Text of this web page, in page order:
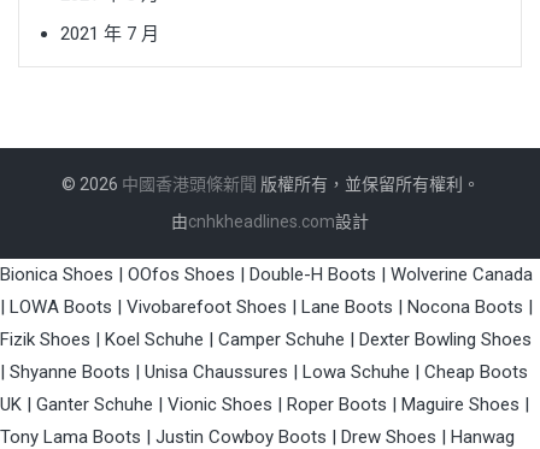
2021 年 7 月
© 2026 中國香港頭條新聞 版權所有，並保留所有權利。
由cnhkheadlines.com設計
Bionica Shoes | OOfos Shoes | Double-H Boots | Wolverine Canada
| LOWA Boots | Vivobarefoot Shoes | Lane Boots | Nocona Boots |
Fizik Shoes | Koel Schuhe | Camper Schuhe | Dexter Bowling Shoes
| Shyanne Boots | Unisa Chaussures | Lowa Schuhe | Cheap Boots
UK | Ganter Schuhe | Vionic Shoes | Roper Boots | Maguire Shoes |
Tony Lama Boots | Justin Cowboy Boots | Drew Shoes | Hanwag